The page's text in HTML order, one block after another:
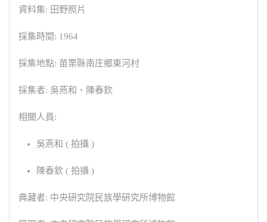
資料集: 田野照片
採集時間: 1964
採集地點: 苗栗縣南庄鄉東河村
採集者: 吳燕和、陳春欽
相關人員:
吳燕和 ( 拍攝 )
陳春欽 ( 拍攝 )
典藏者: 中央研究院民族學研究所博物館